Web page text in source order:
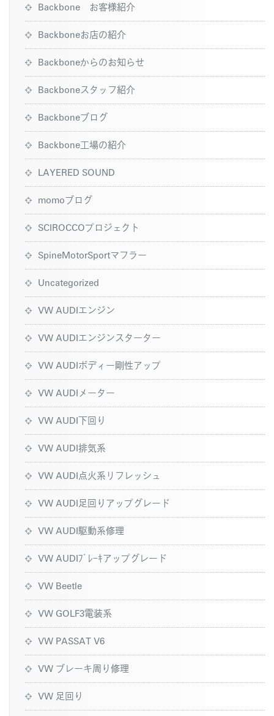
Backbone お客様紹介
Backboneお店の紹介
Backboneからのお知らせ
Backboneスタッフ紹介
Backboneブログ
Backbone工場の紹介
LAYERED SOUND
momoブログ
SCIROCCOプロジェクト
SpineMotorSportマフラー
Uncategorized
VW AUDIエンジン
VW AUDIエンジンスターター
VW AUDIボディー剛性アップ
VW AUDIメーター
VW AUDI下回り
VW AUDI排気系
VW AUDI点火系リフレッシュ
VW AUDI足回りアップグレード
VW AUDI駆動系修理
VW AUDIﾌﾞﾚｰｷアップグレード
VW Beetle
VW GOLF3電装系
VW PASSAT V6
VW ブレーキ周り修理
VW 足回り